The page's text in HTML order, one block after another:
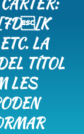
LA
TÍTOL
LES